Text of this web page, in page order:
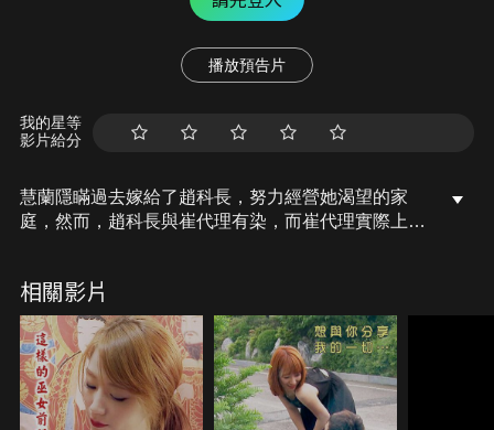
播放預告片
我的星等
影片給分
慧蘭隱瞞過去嫁給了趙科長，努力經營她渴望的家
庭，然而，趙科長與崔代理有染，而崔代理實際上是
探來到慧蘭和趙科長的家……
相關影片